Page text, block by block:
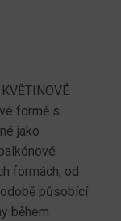
formě s
jako
formách, od
působící
během